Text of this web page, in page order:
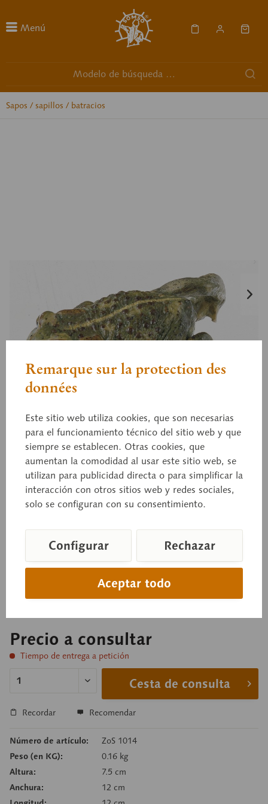
Menú
Sapos / sapillos / batracios
ZoS 1014
Epidalea calamita (sinónimo: Bufo calamita). De
tamaño natural, de SOMSO-PLAST®.
Precio a consultar
Tiempo de entrega a petición
Cesta de consulta
Recordar Recomendar
Número de artículo:
ZoS 1014
Peso (en KG):
0.16 kg
Altura:
7.5 cm
Anchura:
12 cm
Remarque sur la protection des
données
Este sitio web utiliza cookies, que son necesarias
para el funcionamiento técnico del sitio web y que
siempre se establecen. Otras cookies, que
aumentan la comodidad al usar este sitio web, se
utilizan para publicidad directa o para simplificar la
interacción con otros sitios web y redes sociales,
solo se configuran con su consentimiento.
Aceptar todo
Configurar Rechazar